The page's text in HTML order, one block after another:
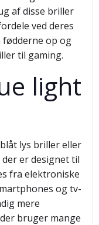
af disse briller
ved deres
fødderne op og
til gaming.
light
lys briller eller
er designet til
fra elektroniske
og tv-
mere
bruger mange